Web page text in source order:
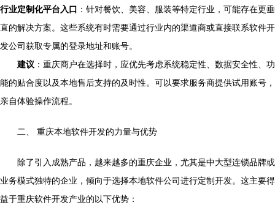
行业定制化平台入口 ：针对餐饮、美容、服装等特定行业，可能存在更垂
直的解决方案。这些系统有时需要通过行业内的渠道商或直接联系软件开
发公司获取专属的登录地址和账号。
建议 ：重庆商户在选择时，应优先考虑系统稳定性、数据安全性、功
能的贴合度以及本地售后支持的及时性。可以要求服务商提供试用账号，
亲自体验操作流程。
二、 重庆本地软件开发的力量与优势
除了引入成熟产品，越来越多的重庆企业，尤其是中大型连锁品牌或
业务模式独特的企业，倾向于选择本地软件公司进行定制开发。这主要得
益于重庆软件开发产业的以下优势：